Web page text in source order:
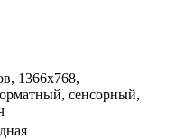
1366x768,
сенсорный,